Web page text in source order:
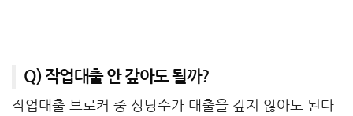
Q) 작업대출 안 갚아도 될까?
작업대출 브로커 중 상당수가 대출을 갚지 않아도 된다